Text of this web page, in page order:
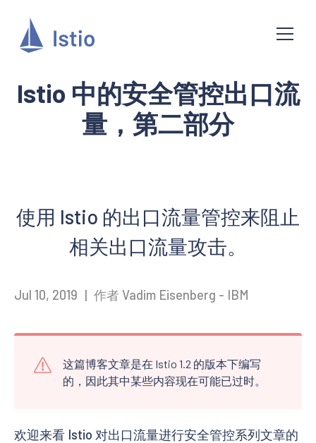
Istio 中的安全管控出口流
量，第二部分
使用 Istio 的出口流量管控来阻止
相关出口流量攻击。
Jul 10, 2019 | 作者 Vadim Eisenberg - IBM
这篇博客文章是在 Istio 1.2 的版本下编写
的，因此其中某些内容现在可能已过时。
欢迎来看 Istio 对出口流量进行安全管控系列文章的